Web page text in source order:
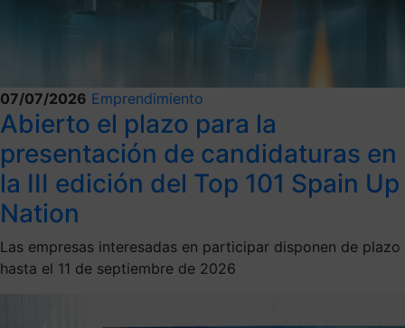
07/07/2026 Emprendimiento
Abierto el plazo para la
presentación de candidaturas en
la III edición del Top 101 Spain Up
Nation
Las empresas interesadas en participar disponen de plazo
hasta el 11 de septiembre de 2026